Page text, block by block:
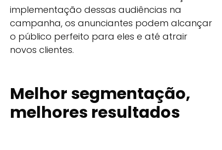
implementação dessas audiências na
campanha, os anunciantes podem alcançar
o público perfeito para eles e até atrair
novos clientes.
Melhor segmentação,
melhores resultados